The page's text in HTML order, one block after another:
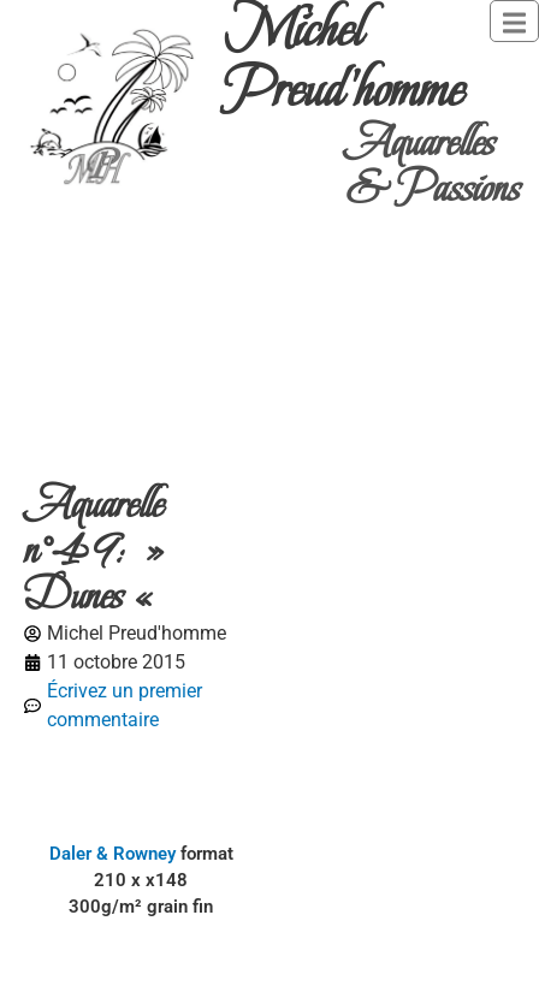
Michel
Preud'homme
Aquarelles
& Passions
Aquarelle
n°49: »
Dunes «
Michel Preud'homme
11 octobre 2015
Écrivez un premier
commentaire
Daler & Rowneyformat
210 x x148
300g/m² grain fin